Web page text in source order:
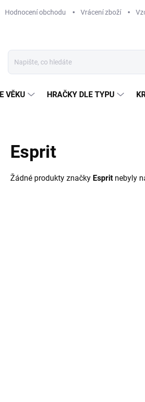
Hodnocení obchodu Vrácení zboží
VĚKU HRAČKY DLE TYPU
Esprit
Žádné produkty značky Espritnebyly